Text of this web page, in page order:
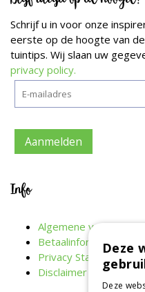
Schrijf u in voor onze
eerste op de hoogte van
tuintips. Wij slaan uw
privacy policy.
Info
Algemene
Betaalinformatie
Privacy Statement
Disclaimer
Deze
Deze